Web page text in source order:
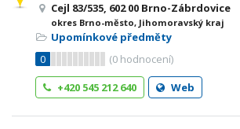
Cejl 83/535, 602 00 Brno-Zábrdovice
okres Brno-město, Jihomoravský kraj
Upomínkové předměty
0
(0 hodnocení)
+420 545 212 640
Web